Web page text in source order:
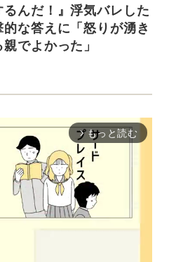
んだ！』浮気バレした
な答えに「怒りが湧き
でよかった」
arrow_forward_ios もっと読む